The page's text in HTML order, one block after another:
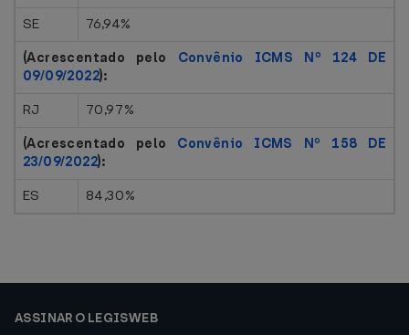
SE
76,94%
(Acrescentado pelo Convênio ICMS Nº 124 DE
09/09/2022):
RJ
70,97%
(Acrescentado pelo Convênio ICMS Nº 158 DE
23/09/2022):
ES
84,30%
ASSINAR O LEGISWEB